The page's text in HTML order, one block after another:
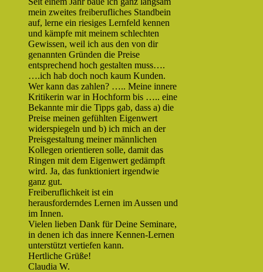
mein zweites freiberufliches Standbein
auf, lerne ein riesiges Lernfeld kennen
und kämpfe mit meinem schlechten
Gewissen, weil ich aus den von dir
genannten Gründen die Preise
entsprechend hoch gestalten muss….
….ich hab doch noch kaum Kunden.
Wer kann das zahlen? ….. Meine innere
Kritikerin war in Hochform bis ….. eine
Bekannte mir die Tipps gab, dass a) die
Preise meinen gefühlten Eigenwert
widerspiegeln und b) ich mich an der
Preisgestaltung meiner männlichen
Kollegen orientieren solle, damit das
Ringen mit dem Eigenwert gedämpft
wird. Ja, das funktioniert irgendwie
ganz gut.
Freiberuflichkeit ist ein
herausforderndes Lernen im Aussen und
im Innen.
Vielen lieben Dank für Deine Seminare,
in denen ich das innere Kennen-Lernen
unterstützt vertiefen kann.
Hertliche Grüße!
Claudia W.